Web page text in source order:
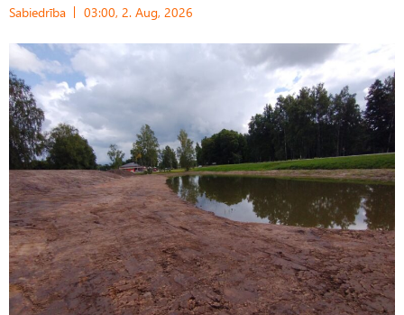
Sabiedrība 03:00, 2. Aug, 2026